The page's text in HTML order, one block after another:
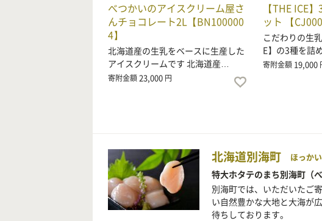
べつかいのアイスクリーム屋さ
んチョコレート2L【BN100000
4】
北海道産の生乳をベースに生産した
アイスクリームです 北海道産…
寄附金額23,000 円
【THE ICE
ット 【
こだわりの生
E】の3種を詰
寄附金額 19,000
北海道別海町 ほっか
特大ホタテのまち別海町（
別海町では、いただいたご
い自然豊かな大地と大海が
待ちしております。